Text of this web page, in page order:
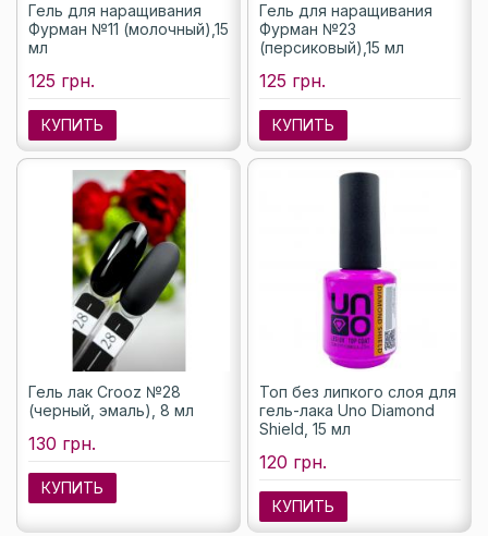
Гель для наращивания
Фурман №11 (молочный),15
мл
125 грн.
КУПИТЬ
Гель для наращивания
Фурман №23
(персиковый),15 мл
125 грн.
КУПИТЬ
Гель лак Crooz №28
(черный, эмаль), 8 мл
130 грн.
КУПИТЬ
Топ без липкого слоя для
гель-лака Uno Diamond
Shield, 15 мл
120 грн.
КУПИТЬ